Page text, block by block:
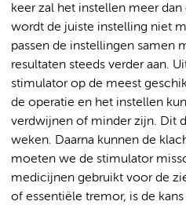
keer zal het instellen meer
wordt de juiste instelling niet
passen de instellingen samen
resultaten steeds verder aan.
stimulator op de meest
de operatie en het instellen
verdwijnen of minder zijn. Dit
weken. Daarna kunnen de
moeten we de stimulator
medicijnen gebruikt voor de
of essentiële tremor, is de